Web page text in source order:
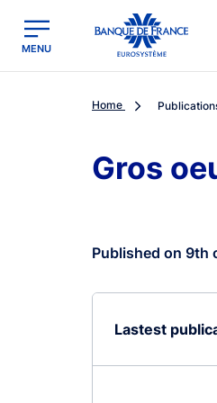
Banque de France - Menu
MENU
Home
Gros
Published on 9th
Lastest